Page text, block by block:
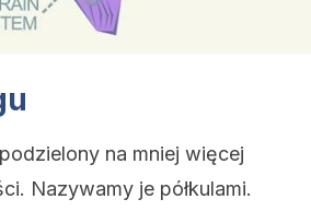
na mniej więcej
Nazywamy je półkulami.